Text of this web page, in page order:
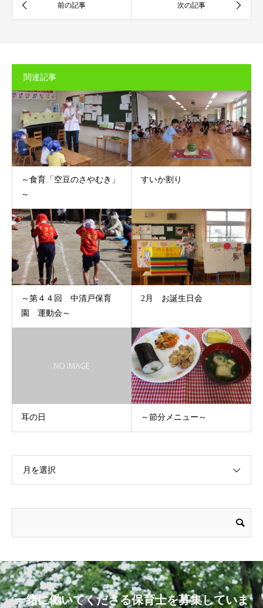
関連記事
～食育「空豆のさやむき」
～
すいか割り
～第４４回 中清戸保育
園 運動会～
2月 お誕生日会
耳の日 ～節分メニュー～
月を選択
一緒に働いてくださる保育士を募集していま